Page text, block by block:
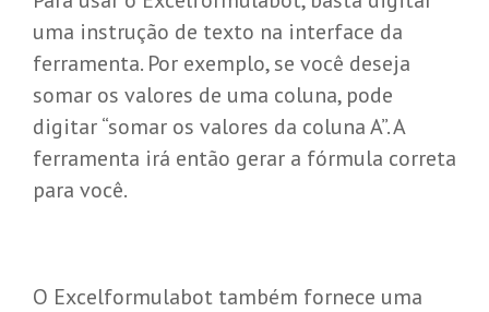
uma instrução de texto na interface da
ferramenta. Por exemplo, se você deseja
somar os valores de uma coluna, pode
digitar “somar os valores da coluna A”. A
ferramenta irá então gerar a fórmula correta
para você.
O Excelformulabot também fornece uma